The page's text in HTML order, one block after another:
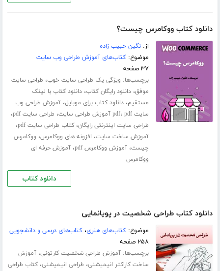
دانلود کتاب ووکامرس چیست؟
از:نگین حبیب زاده
موضوع:کتاب‌های آموزش طراحی وب سایت
۳۷ صفحه
برچسب‌ها: ویژگی یک طراحی سایت خوب، طراحی سایت
موفق،دانلود رایگان کتاب،دانلود کتاب با لینک
مستقیم،دانلود کتاب برای موبایل،آموزش طراحی وب
سایت pdf
، pdf آموزش طراحی سایت ، طراحی سایت pdf ،
طراحی سایت اینترنتی رایگان،کتاب طراحی سایت pdf ،
آموزش ساخت سایت، افزونه های ووکامرس، ووکامرس
چیست،آموزش ووکامرس pdf ،آموزش حرفه ای
ووکامرس
دانلود کتاب
دانلود کتاب طراحی شخصیت در پویانمایی
موضوع:کتاب‌های هنری،کتاب‌های درسی و دانشجویی
۲۵۸ صفحه
برچسب‌ها:آموزش طراحی شخصیت کارتونی،آموزش
ساخت کاراکتر انیمیشنی، طراحی انیمیشنی،کتاب طراحی